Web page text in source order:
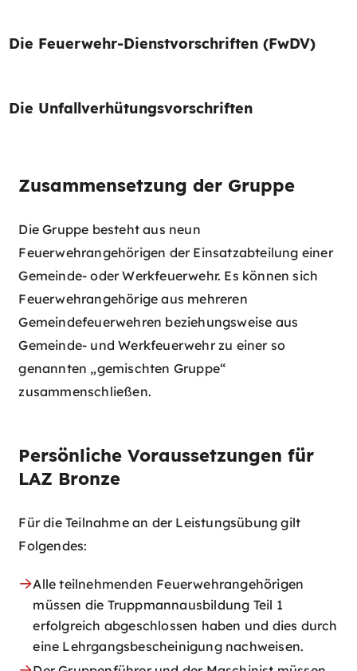
Die Feuerwehr-Dienstvorschriften (FwDV)​
Die Unfallverhütungsvorschriften
Zusammensetzung der Gruppe
Die Gruppe besteht aus neun
Feuerwehrangehörigen der Einsatzabteilung einer
Gemeinde- oder Werkfeuerwehr. Es können sich
Feuerwehrangehörige aus mehreren
Gemeindefeuerwehren beziehungsweise aus
Gemeinde- und Werkfeuerwehr zu einer so
genannten „gemischten Gruppe“
zusammenschließen.
Persönliche Voraussetzungen für
LAZ Bronze
Für die Teilnahme an der Leistungsübung gilt
Folgendes:
Alle teilnehmenden Feuerwehrangehörigen
müssen die Truppmannausbildung Teil 1
erfolgreich abgeschlossen haben und dies durch
eine Lehrgangsbescheinigung nachweisen.